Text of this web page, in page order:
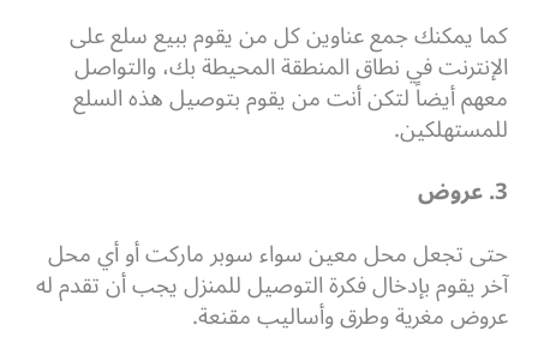
كما يمكنك جمع عناوين كل من يقوم ببيع سلع على
الإنترنت في نطاق المنطقة المحيطة بك، والتواصل
معهم أيضاً لتكن أنت من يقوم بتوصيل هذه السلع
للمستهلكين.
3. عروض
حتى تجعل محل معين سواء سوبر ماركت أو أي محل
آخر يقوم بإدخال فكرة التوصيل للمنزل يجب أن تقدم له
عروض مغرية وطرق وأساليب مقنعة.